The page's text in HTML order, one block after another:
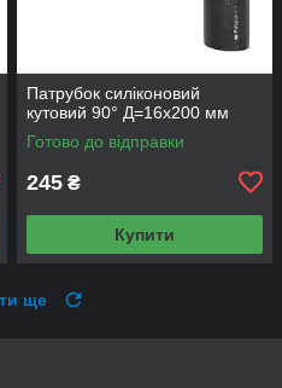
Патрубок силіконовий
кутовий 90° Д=16х200 мм
Готово до відправки
245 ₴
Купити
ще